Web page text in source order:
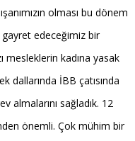
olması bu dönem
gayret edeceğimiz bir
mesleklerin kadına yasak
dallarında İBB çatısında
almalarını sağladık. 12
önemli. Çok mühim bir